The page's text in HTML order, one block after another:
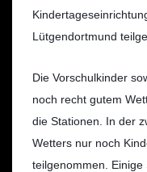
Lütgendortmund
Die Vorschulkinder
noch recht gutem
die Stationen. In der
Wetters nur noch
teilgenommen.